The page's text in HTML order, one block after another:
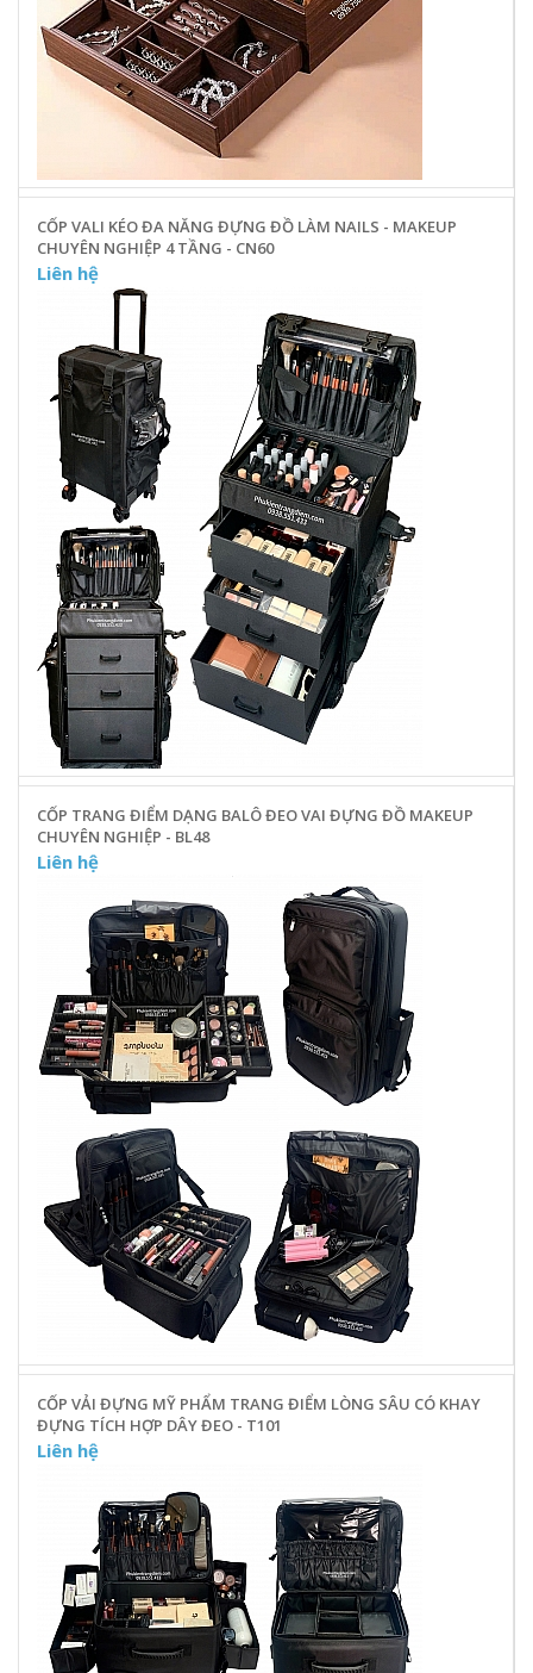
CỐP VALI KÉO ĐA NĂNG ĐỰNG ĐỒ LÀM NAILS - MAKEUP
CHUYÊN NGHIỆP 4 TẦNG - CN60
Liên hệ
CỐP TRANG ĐIỂM DẠNG BALÔ ĐEO VAI ĐỰNG ĐỒ MAKEUP
CHUYÊN NGHIỆP - BL48
Liên hệ
CỐP VẢI ĐỰNG MỸ PHẨM TRANG ĐIỂM LÒNG SÂU CÓ KHAY
ĐỰNG TÍCH HỢP DÂY ĐEO - T101
Liên hệ